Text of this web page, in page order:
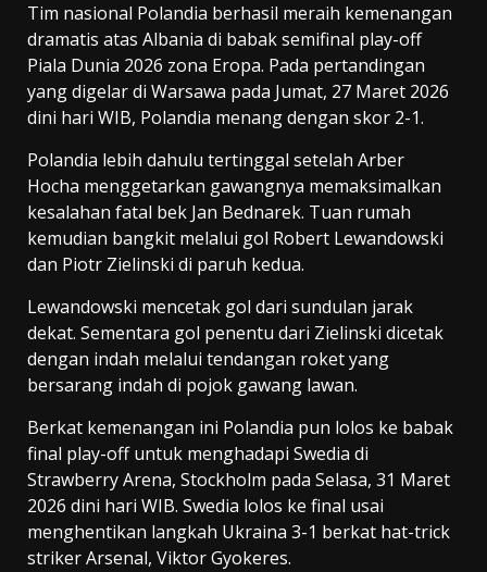
Tim nasional Polandia berhasil meraih kemenangan
dramatis atas Albania di babak semifinal play-off
Piala Dunia 2026 zona Eropa. Pada pertandingan
yang digelar di Warsawa pada Jumat, 27 Maret 2026
dini hari WIB, Polandia menang dengan skor 2-1.
Polandia lebih dahulu tertinggal setelah Arber
Hocha menggetarkan gawangnya memaksimalkan
kesalahan fatal bek Jan Bednarek. Tuan rumah
kemudian bangkit melalui gol Robert Lewandowski
dan Piotr Zielinski di paruh kedua.
Lewandowski mencetak gol dari sundulan jarak
dekat. Sementara gol penentu dari Zielinski dicetak
dengan indah melalui tendangan roket yang
bersarang indah di pojok gawang lawan.
Berkat kemenangan ini Polandia pun lolos ke babak
final play-off untuk menghadapi Swedia di
Strawberry Arena, Stockholm pada Selasa, 31 Maret
2026 dini hari WIB. Swedia lolos ke final usai
menghentikan langkah Ukraina 3-1 berkat hat-trick
striker Arsenal, Viktor Gyokeres.